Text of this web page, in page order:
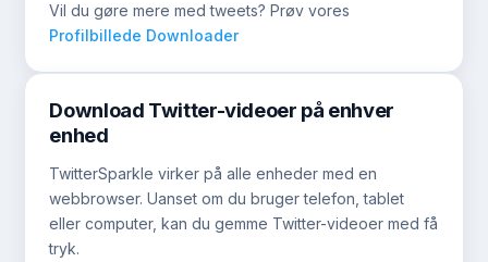
Vil du gøre mere med tweets? Prøv vores
Profilbillede Downloader
Download Twitter-videoer på enhver
enhed
TwitterSparkle virker på alle enheder med en
webbrowser. Uanset om du bruger telefon, tablet
eller computer, kan du gemme Twitter-videoer med få
tryk.